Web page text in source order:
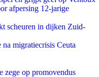
afpersing 12-jarige
scheuren in dijken Zuid-
migratiecrisis Ceuta
zege op promovendus